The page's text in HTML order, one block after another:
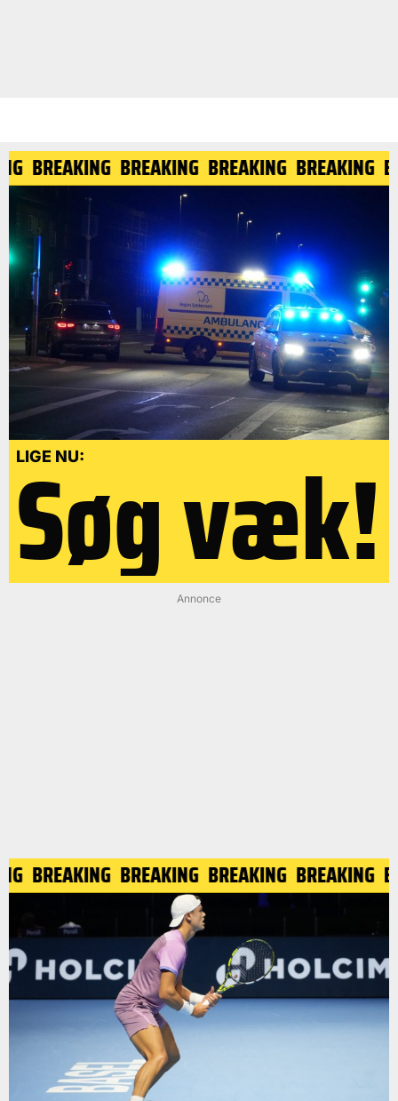
BREAKING BREAKING BREAKING BREAKING
LIGE NU:
Søg væk!
Annonce
BREAKING BREAKING BREAKING BREAKING